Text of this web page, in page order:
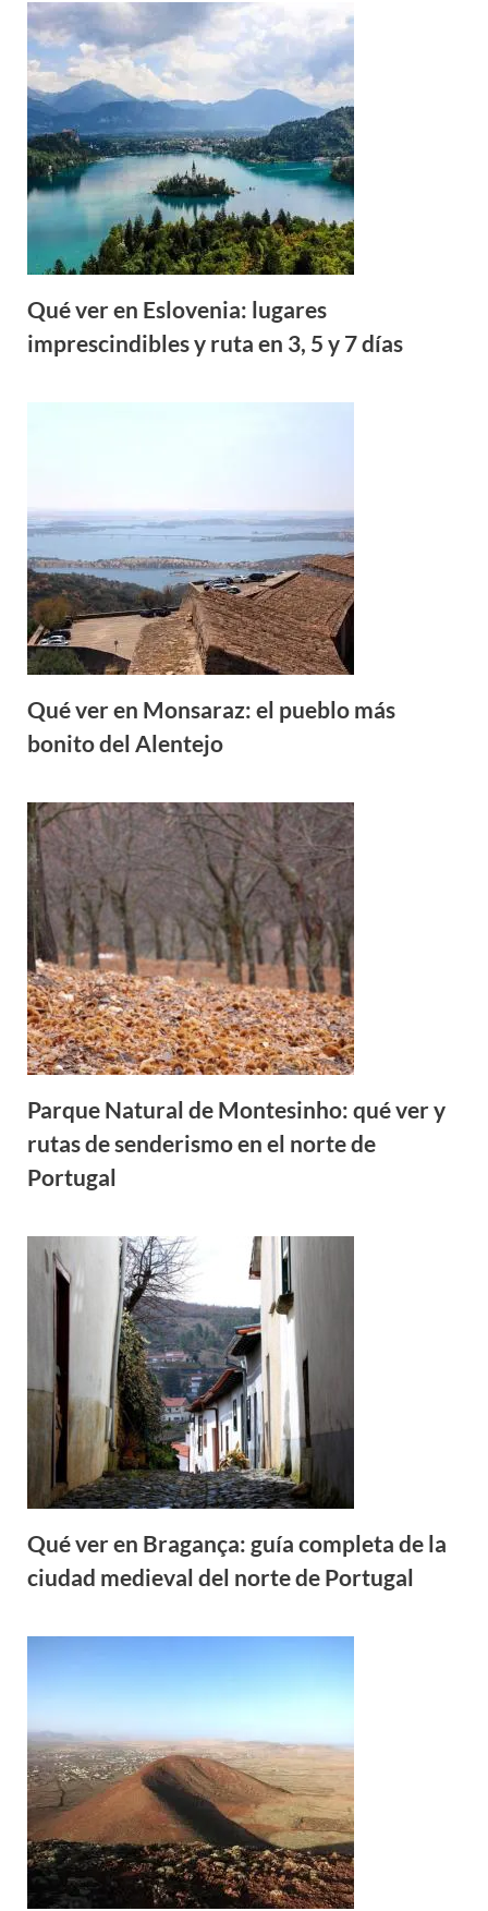
Qué ver en Eslovenia: lugares
imprescindibles y ruta en 3, 5 y 7 días
Qué ver en Monsaraz: el pueblo más
bonito del Alentejo
Parque Natural de Montesinho: qué ver y
rutas de senderismo en el norte de
Portugal
Qué ver en Bragança: guía completa de la
ciudad medieval del norte de Portugal